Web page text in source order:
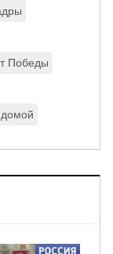
Победы